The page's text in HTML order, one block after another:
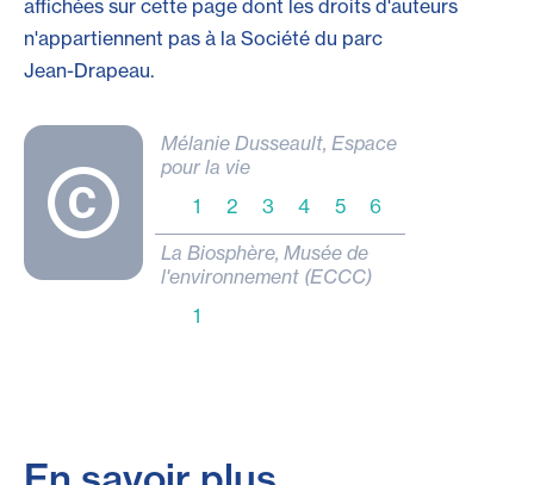
affichées sur cette page dont les droits d'auteurs
n'appartiennent pas à la Société du parc
Jean-Drapeau.
Mélanie Dusseault, Espace
pour la vie
1
2 3 4 5
6
La Biosphère, Musée de
l'environnement (ECCC)
1